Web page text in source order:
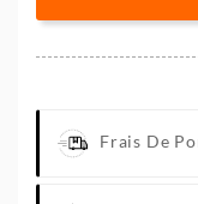
Frais De